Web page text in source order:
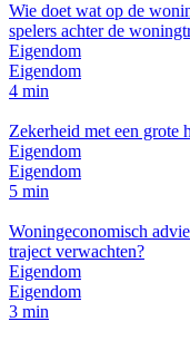
Wie doet wat op de
spelers achter de
Eigendom
Eigendom
4 min
Zekerheid met een grote
Eigendom
Eigendom
5 min
Woningeconomisch
traject verwachten?
Eigendom
Eigendom
3 min